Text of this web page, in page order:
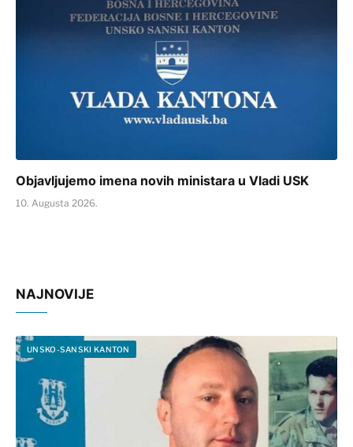
Objavljujemo imena novih ministara u Vladi USK
10. Augusta 2026.
NAJNOVIJE
UNSKO-SANSKI KANTON